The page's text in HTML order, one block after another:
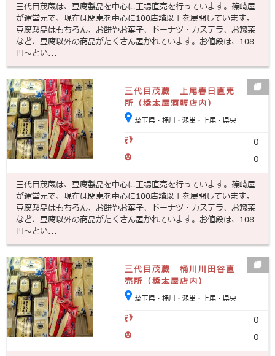
三代目茂蔵は、豆腐製品を中心に工場直売を行っています。篠崎屋
が運営元で、現在は関東を中心に100店舗以上を展開しています。
豆腐製品はもちろん、お餅やお菓子、ドーナツ・カステラ、お惣菜
など、豆腐以外の商品がたくさん置かれています。お値段は、108
円～とい...
三代目茂蔵 上尾春日直売
所（橋本屋酒販店内）
埼玉県・桶川・鴻巣・上尾・県央
0
0
三代目茂蔵は、豆腐製品を中心に工場直売を行っています。篠崎屋
が運営元で、現在は関東を中心に100店舗以上を展開しています。
豆腐製品はもちろん、お餅やお菓子、ドーナツ・カステラ、お惣菜
など、豆腐以外の商品がたくさん置かれています。お値段は、108
円～とい...
三代目茂蔵 桶川川田谷直
売所（橋本屋店内）
埼玉県・桶川・鴻巣・上尾・県央
0
0